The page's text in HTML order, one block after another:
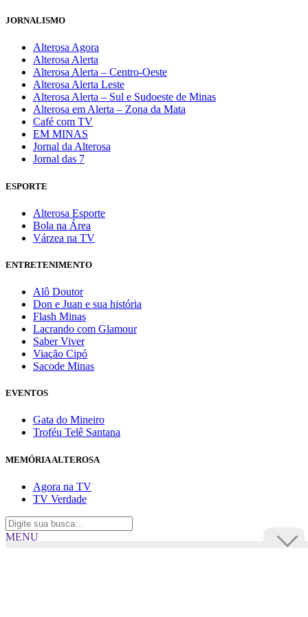
JORNALISMO
Alterosa Agora
Alterosa Alerta
Alterosa Alerta – Centro-Oeste
Alterosa Alerta Leste
Alterosa Alerta – Sul e Sudoeste de Minas
Alterosa em Alerta – Zona da Mata
Café com TV
EM MINAS
Jornal da Alterosa
Jornal das 7
ESPORTE
Alterosa Esporte
Bola na Área
Várzea na TV
ENTRETENIMENTO
Alô Doutor
Don e Juan e sua história
Flash Minas
Lacrando com Glamour
Saber Viver
Viação Cipó
Sacode Minas
EVENTOS
Gata do Mineiro
Troféu Telê Santana
MEMÓRIA ALTEROSA
Agora na TV
TV Verdade
MENU